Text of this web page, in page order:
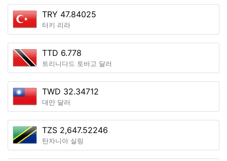
TRY 47.84025
터키 리라
TTD 6.778
트리니다드 토바고 달러
TWD 32.34712
대만 달러
TZS 2,647.52246
탄자니아 실링